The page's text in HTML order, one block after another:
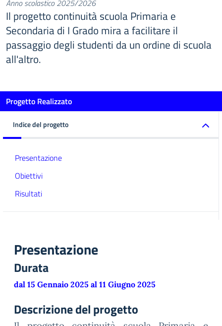
Anno scolastico 2025/2026
Il progetto continuità scuola Primaria e
Secondaria di I Grado mira a facilitare il
passaggio degli studenti da un ordine di scuola
all'altro.
Progetto Realizzato
Indice del progetto
Presentazione
Obiettivi
Risultati
Presentazione
Durata
dal 15 Gennaio 2025 al 11 Giugno 2025
Descrizione del progetto